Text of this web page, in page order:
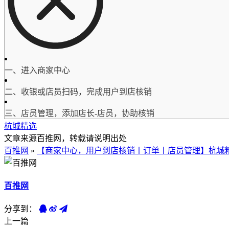
一、进入商家中心
二、收银或店员扫码，完成用户到店核销
三、店员管理，添加店长-店员，协助核销
杭城精选
文章来源百推网，转载请说明出处
百推网 » 【商家中心，用户到店核销丨订单丨店员管理】杭城
百推网
分享到：
上一篇